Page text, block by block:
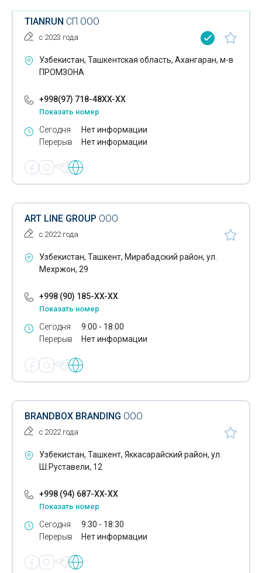
Модельные агентства
Нанесение рисунка на различные поверхности
Печать широкоформатная полноцветная
Пластиковые карты
Почтовые конверты
Расходные материалы для полиграфии
Реклама в Wi-Fi сетях
Реклама в прессе
Реклама на радио
Реклама на телевидении
Реклама наружная
Реклама световая
Реклама- изготовление видеороликов
Рекламная продукция
Рекламное оформление помещений
Специальная полиграфия
Тиснение
Трафаретная печать
Ультрафиолетовая печать
Флексография
TIANRUN СП ООО
с 2023 года
Узбекистан, Ташкентская область, Ахангаран, м-в
ПРОМЗОНА
+998(97) 718-48XX-XX
Показать номер
Сегодня
Перерыв
Нет информации
Нет информации
ART LINE GROUP ООО
с 2022 года
Узбекистан, Ташкент, Мирабадский район, ул.
Мехржон, 29
+998 (90) 185-XX-XX
Показать номер
Сегодня
Перерыв
9:00 - 18:00
Нет информации
BRANDBOX BRANDING ООО
с 2022 года
Узбекистан, Ташкент, Яккасарайский район, ул.
Ш.Руставели, 12
+998 (94) 687-XX-XX
Показать номер
Сегодня
Перерыв
9:30 - 18:30
Нет информации